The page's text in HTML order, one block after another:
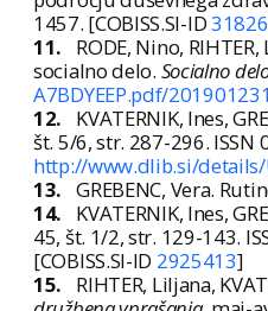
1457. [COBISS.SI-ID
11.
RODE, Nino,
socialno delo. Socialno
A7BDYEEP.pdf/
12.
KVATERNIK, Ines,
št. 5/6, str. 287-296. ISSN
http://www.dlib.si/details/
13. GREBENC, Vera.
14.
KVATERNIK, Ines,
45, št. 1/2, str. 129-143.
[COBISS.SI-ID 2925413]
15.
RIHTER, Liljana,